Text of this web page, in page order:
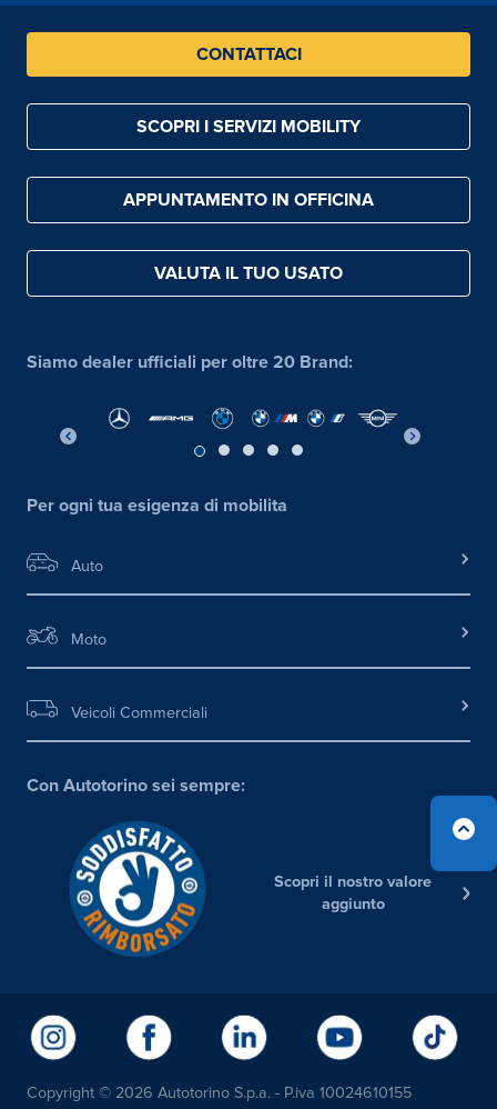
CONTATTACI
SCOPRI I SERVIZI MOBILITY
APPUNTAMENTO IN OFFICINA
VALUTA IL TUO USATO
Siamo dealer ufficiali per oltre 20 Brand:
Per ogni tua esigenza di mobilita
Auto
Moto
Veicoli Commerciali
Con Autotorino sei sempre:
Scopri il nostro valore
aggiunto
Copyright © 2026 Autotorino S.p.a. - P.iva 10024610155